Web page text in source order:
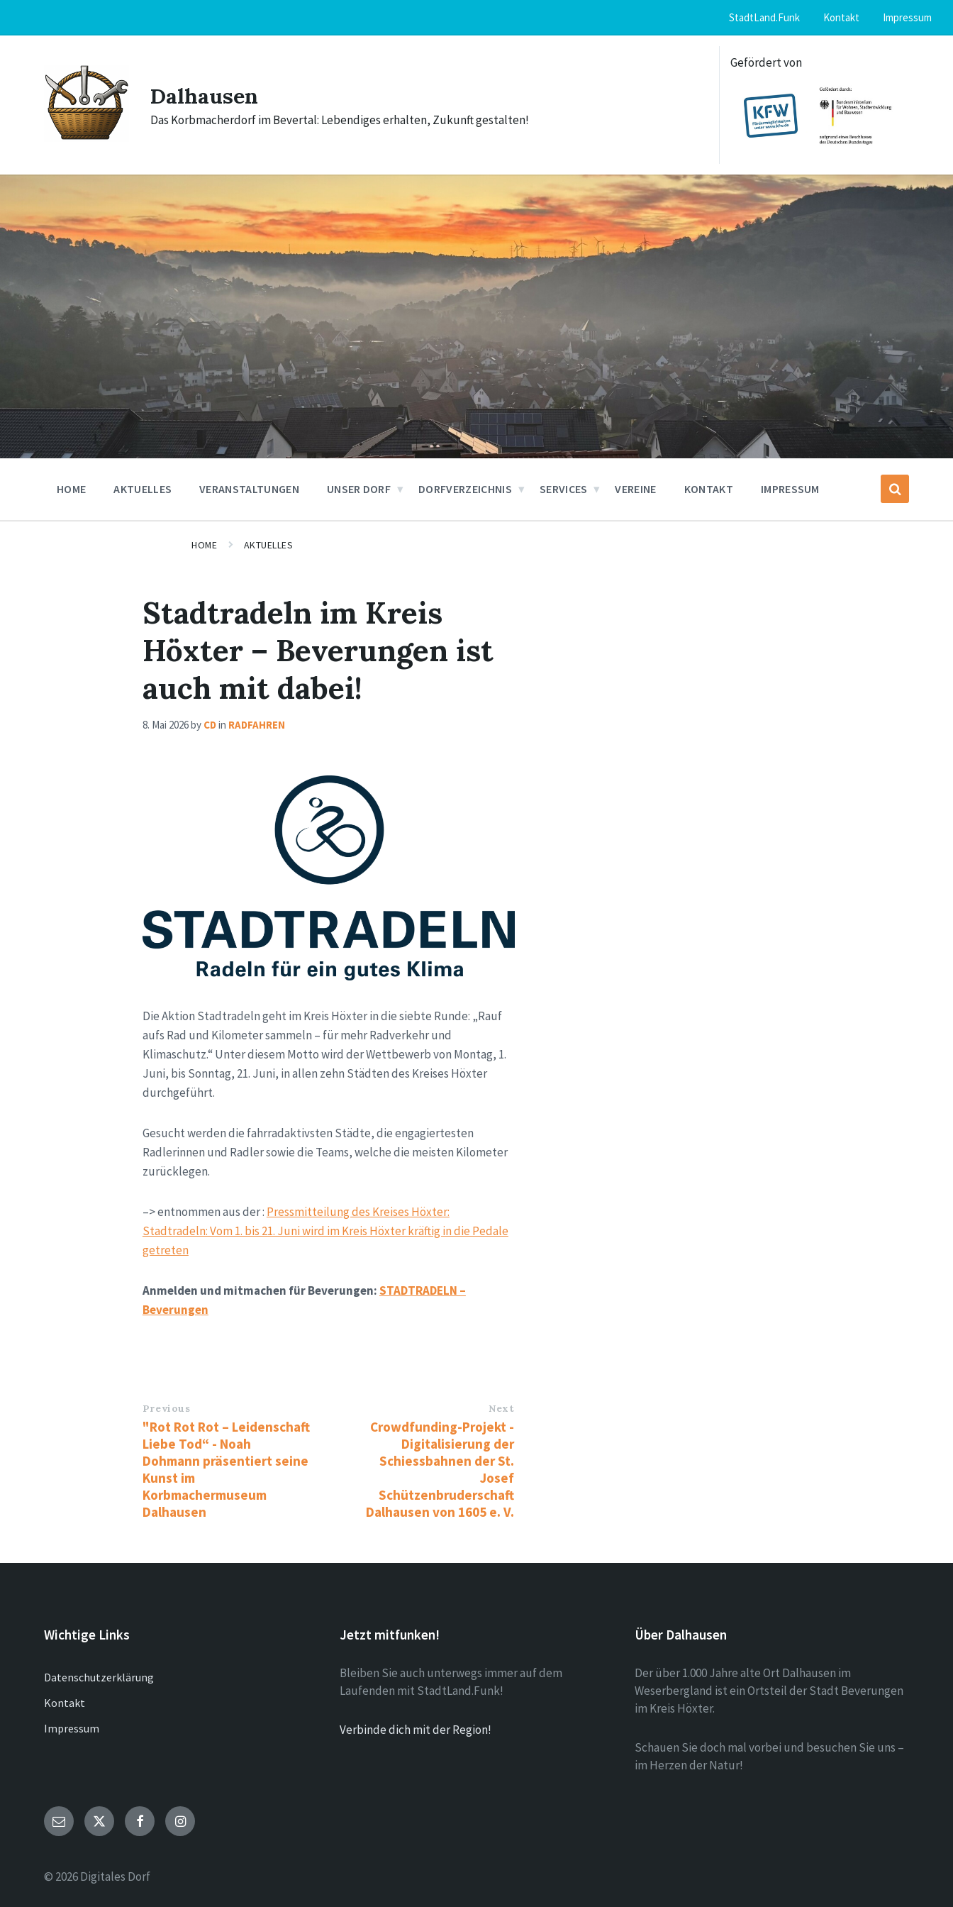
content
main
footer
StadtLand.Funk Kontakt Impressum
Dalhausen
Das Korbmacherdorf im Bevertal: Lebendiges erhalten, Zukunft gestalten!
Gefördert von
HOME AKTUELLES VERANSTALTUNGEN UNSER DORF DORFVERZEICHNIS SERVICES VEREINE KONTAKT IMPRESSUM
HOME AKTUELLES
Stadtradeln im Kreis
Höxter – Beverungen ist
auch mit dabei!
8. Mai 2026by CDin RADFAHREN
Die Aktion Stadtradeln geht im Kreis Höxter in die siebte Runde: „Rauf
aufs Rad und Kilometer sammeln – für mehr Radverkehr und
Klimaschutz.“ Unter diesem Motto wird der Wettbewerb von Montag, 1.
Juni, bis Sonntag, 21. Juni, in allen zehn Städten des Kreises Höxter
durchgeführt.
Gesucht werden die fahrradaktivsten Städte, die engagiertesten
Radlerinnen und Radler sowie die Teams, welche die meisten Kilometer
zurücklegen.
–> entnommen aus der : Pressmitteilung des Kreises Höxter:
Stadtradeln: Vom 1. bis 21. Juni wird im Kreis Höxter kräftig in die Pedale
getreten
Anmelden und mitmachen für Beverungen:STADTRADELN –
Beverungen
Previous
"Rot Rot Rot – Leidenschaft
Liebe Tod“ - Noah
Dohmann präsentiert seine
Kunst im
Korbmachermuseum
Dalhausen
Next
Crowdfunding-Projekt -
Digitalisierung der
Schiessbahnen der St.
Josef
Schützenbruderschaft
Dalhausen von 1605 e. V.
Wichtige Links
Datenschutzerklärung
Kontakt
Impressum
Jetzt mitfunken!
Bleiben Sie auch unterwegs immer auf dem
Laufenden mit StadtLand.Funk!
Verbinde dich mit der Region!
Über Dalhausen
Der über 1.000 Jahre alte Ort Dalhausen im
Weserbergland ist ein Ortsteil der Stadt Beverungen
im Kreis Höxter.
Schauen Sie doch mal vorbei und besuchen Sie uns –
im Herzen der Natur!
Email TwitterFacebookInstagram
© 2026 Digitales Dorf